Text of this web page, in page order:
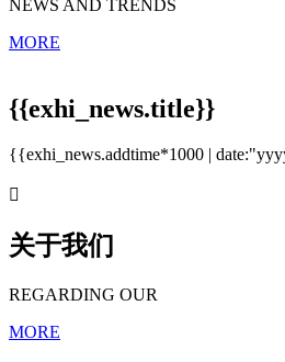
NEWS AND TRENDS
MORE
{{exhi_news.title}}
{{exhi_news.addtime*1000 |

关于我们
REGARDING OUR
MORE